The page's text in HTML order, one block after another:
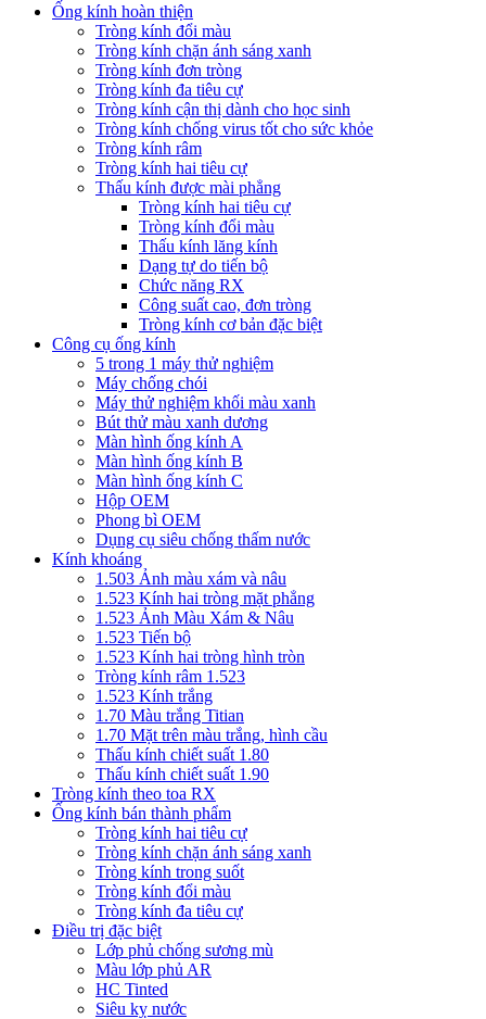
Ống kính hoàn thiện
Tròng kính đổi màu
Tròng kính chặn ánh sáng xanh
Tròng kính đơn tròng
Tròng kính đa tiêu cự
Tròng kính cận thị dành cho học sinh
Tròng kính chống virus tốt cho sức khỏe
Tròng kính râm
Tròng kính hai tiêu cự
Thấu kính được mài phẳng
Tròng kính hai tiêu cự
Tròng kính đổi màu
Thấu kính lăng kính
Dạng tự do tiến bộ
Chức năng RX
Công suất cao, đơn tròng
Tròng kính cơ bản đặc biệt
Công cụ ống kính
5 trong 1 máy thử nghiệm
Máy chống chói
Máy thử nghiệm khối màu xanh
Bút thử màu xanh dương
Màn hình ống kính A
Màn hình ống kính B
Màn hình ống kính C
Hộp OEM
Phong bì OEM
Dụng cụ siêu chống thấm nước
Kính khoáng
1.503 Ảnh màu xám và nâu
1.523 Kính hai tròng mặt phẳng
1.523 Ảnh Màu Xám & Nâu
1.523 Tiến bộ
1.523 Kính hai tròng hình tròn
Tròng kính râm 1.523
1.523 Kính trắng
1.70 Màu trắng Titian
1.70 Mặt trên màu trắng, hình cầu
Thấu kính chiết suất 1.80
Thấu kính chiết suất 1.90
Tròng kính theo toa RX
Ống kính bán thành phẩm
Tròng kính hai tiêu cự
Tròng kính chặn ánh sáng xanh
Tròng kính trong suốt
Tròng kính đổi màu
Tròng kính đa tiêu cự
Điều trị đặc biệt
Lớp phủ chống sương mù
Màu lớp phủ AR
HC Tinted
Siêu kỵ nước